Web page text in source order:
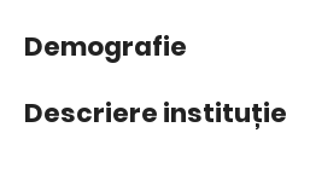
Demografie
Descriere instituție